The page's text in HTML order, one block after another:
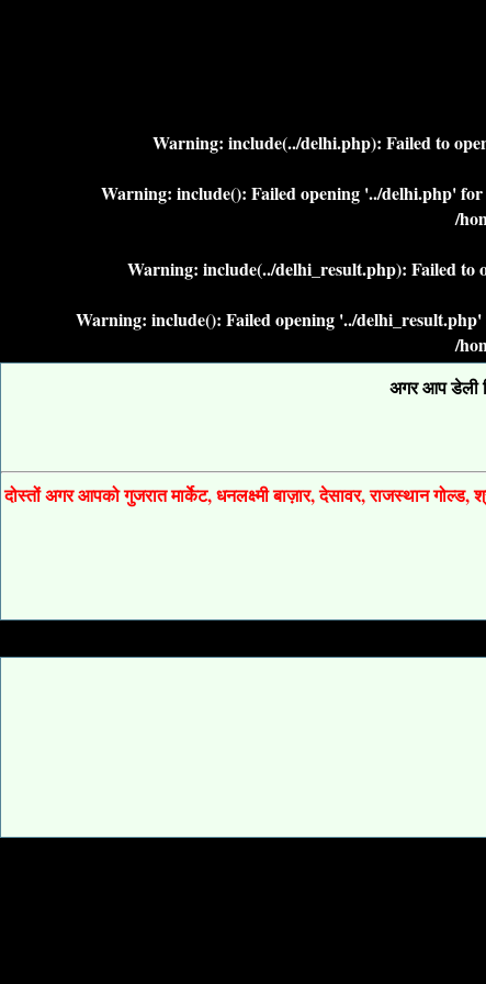
Warning: include(../delhi.php): Failed to
Warning: include(): Failed opening '../delhi.php'
/
Warning: include(../delhi_result.php): Failed
Warning: include(): Failed opening '../
/
अगर आप डेली
दोस्तों अगर आपको गुजरात मार्केट, धनलक्ष्मी बाज़ार, देसावर, राजस्थान गोल्ड,